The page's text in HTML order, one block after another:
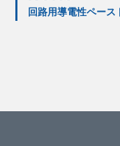
回路用導電性ペース